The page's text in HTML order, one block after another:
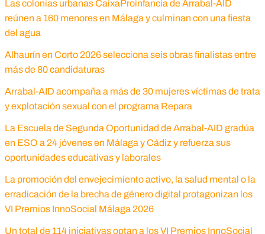
Las colonias urbanas CaixaProinfancia de Arrabal-AID
reúnen a 160 menores en Málaga y culminan con una fiesta
del agua
Alhaurín en Corto 2026 selecciona seis obras finalistas entre
más de 80 candidaturas
Arrabal-AID acompaña a más de 30 mujeres víctimas de trata
y explotación sexual con el programa Repara
La Escuela de Segunda Oportunidad de Arrabal-AID gradúa
en ESO a 24 jóvenes en Málaga y Cádiz y refuerza sus
oportunidades educativas y laborales
La promoción del envejecimiento activo, la salud mental o la
erradicación de la brecha de género digital protagonizan los
VI Premios InnoSocial Málaga 2026
Un total de 114 iniciativas optan a los VI Premios InnoSocial